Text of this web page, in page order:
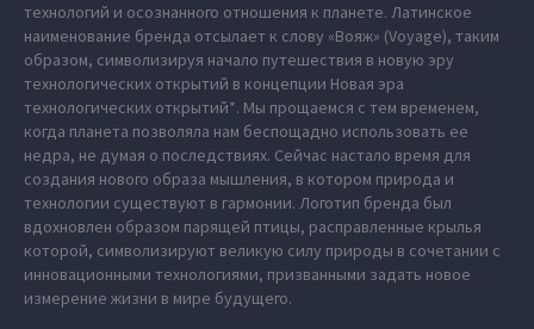
технологий и осознанного отношения к планете. Латинское
наименование бренда отсылает к слову «Вояж» (Voyage), таким
образом, символизируя начало путешествия в новую эру
технологических открытий в концепции Новая эра
технологических открытий*. Мы прощаемся с тем временем,
когда планета позволяла нам беспощадно использовать ее
недра, не думая о последствиях. Сейчас настало время для
создания нового образа мышления, в котором природа и
технологии существуют в гармонии. Логотип бренда был
вдохновлен образом парящей птицы, расправленные крылья
которой, символизируют великую силу природы в сочетании с
инновационными технологиями, призванными задать новое
измерение жизни в мире будущего.